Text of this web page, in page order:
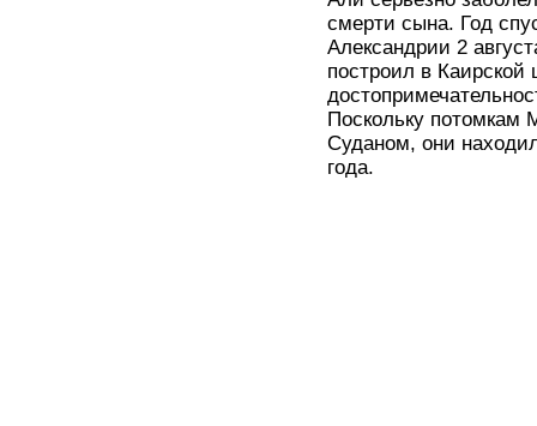
смерти сына. Год
Александрии 2
построил в Каирской
Поскольку
Суданом, они
года.